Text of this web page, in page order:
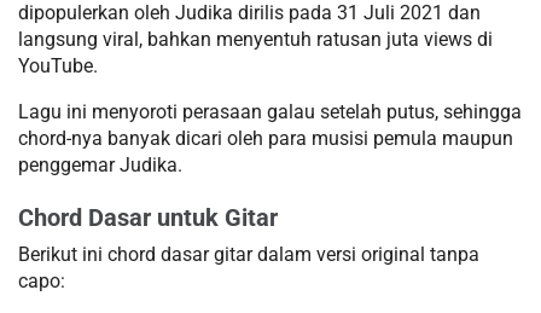
dipopulerkan oleh Judika dirilis pada 31 Juli 2021 dan
langsung viral, bahkan menyentuh ratusan juta views di
YouTube.
Lagu ini menyoroti perasaan galau setelah putus, sehingga
chord-nya banyak dicari oleh para musisi pemula maupun
penggemar Judika.
Chord Dasar untuk Gitar
Berikut ini chord dasar gitar dalam versi original tanpa
capo: